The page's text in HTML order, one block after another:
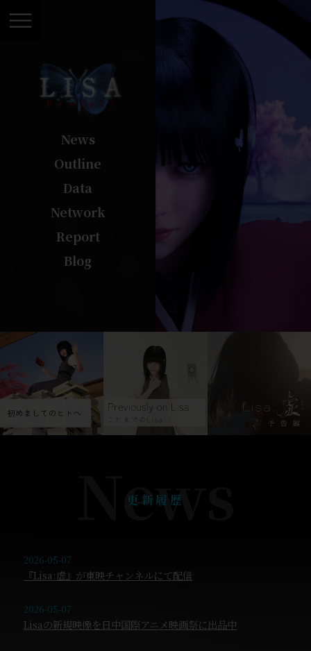
内
容
News
Outline
Data
Network
Report
Blog
更新履歴
News
2026-05-07
『Lisa:虚』が東映チャンネルにて配信
2026-05-07
Lisaの新規映像を日中国際アニメ映画祭に出品中